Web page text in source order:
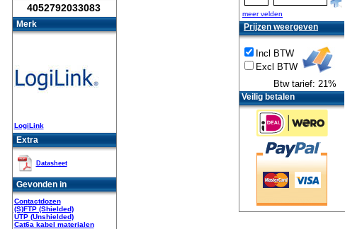
4052792033083
Merk
LogiLink
Extra
Datasheet
Gevonden in
Contactdozen
(S)FTP (Shielded)
UTP (Unshielded)
Cat6a kabel materialen
meer velden
Prijzen weergeven
Incl BTW
Excl BTW
Btw tarief: 21%
Veilig betalen